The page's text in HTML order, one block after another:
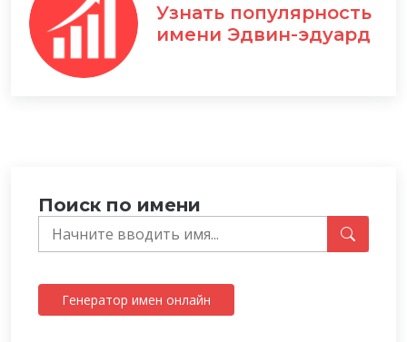
Узнать популярность
имени Эдвин-эдуард
Поиск по имени
Генератор имен онлайн